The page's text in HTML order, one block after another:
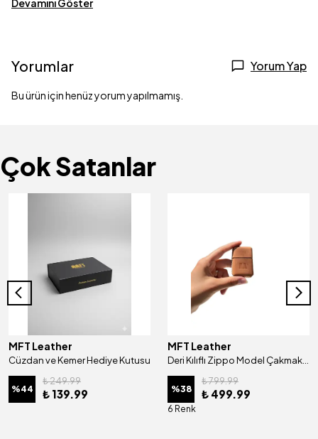
Devamını Göster
Yorumlar Yorum Yap
Bu ürün için henüz yorum yapılmamış.
Çok Satanlar
MFT Leather
Cüzdan ve Kemer Hediye Kutusu
%44
₺ 249.99
₺ 139.99
MFT Leather
%38
₺ 799.99
₺ 499.99
6 Renk